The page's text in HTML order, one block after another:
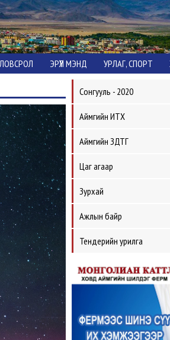
ЭРҮҮЛ МЭНД УРЛАГ, СПОРТ
Сонгууль - 2020
Аймгийн ИТХ
Аймгийн ЗДТГ
Цаг агаар
Зурхай
Ажлын байр
Тендерийн урилга